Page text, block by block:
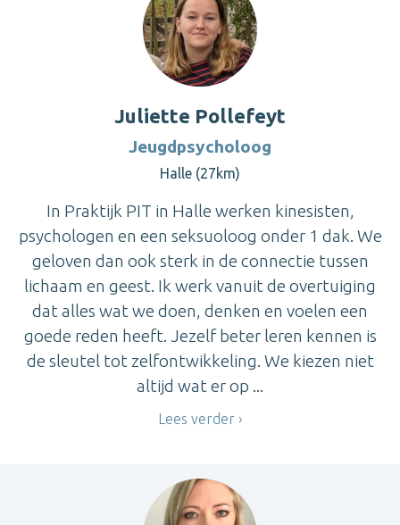
Juliette Pollefeyt
Jeugdpsycholoog
Halle (27km)
In Praktijk PIT in Halle werken kinesisten,
psychologen en een seksuoloog onder 1 dak. We
geloven dan ook sterk in de connectie tussen
lichaam en geest. Ik werk vanuit de overtuiging
dat alles wat we doen, denken en voelen een
goede reden heeft. Jezelf beter leren kennen is
de sleutel tot zelfontwikkeling. We kiezen niet
altijd wat er op ...
Lees verder